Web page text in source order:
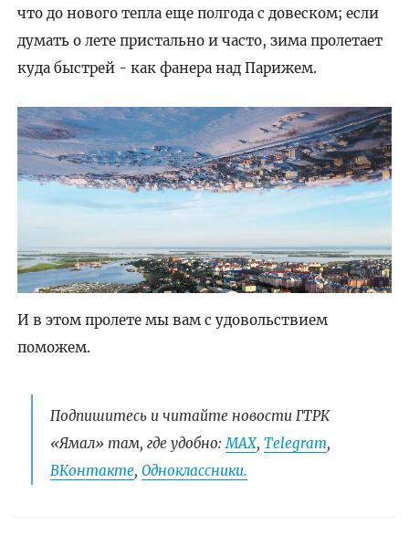
что до нового тепла еще полгода с довеском; если
думать о лете пристально и часто, зима пролетает
куда быстрей - как фанера над Парижем.
И в этом пролете мы вам с удовольствием
поможем.
Подпишитесь и читайте новости ГТРК
«Ямал» там, где удобно:МАХ, Telegram,
ВКонтакте, Одноклассники.